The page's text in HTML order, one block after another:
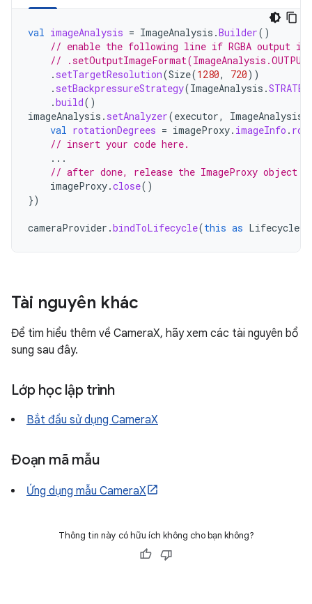
val imageAnalysis = ImageAnalysis .Builder()
// enable the following line if RGBA output is
//
. setTargetResolution(Size(1280, 720))
. setBackpressureStrategy(ImageAnalysis .
.build()
imageAnalysis . setAnalyzer(executor, ImageAnalysis
val rotationDegrees = imageProxy. imageInfo .
// insert your code here.
...
// after done, release the ImageProxy object
imageProxy.close()
})
cameraProvider .bindToLifecycle(this as
Tài nguyên khác
Để tìm hiểu thêm về CameraX, hãy xem các tài nguyên bổ
sung sau đây.
Lớp học lập trình
Bắt đầu sử dụng CameraX
Đoạn mã mẫu
Ứng dụng mẫu CameraX
Thông tin này có hữu ích không cho bạn không?